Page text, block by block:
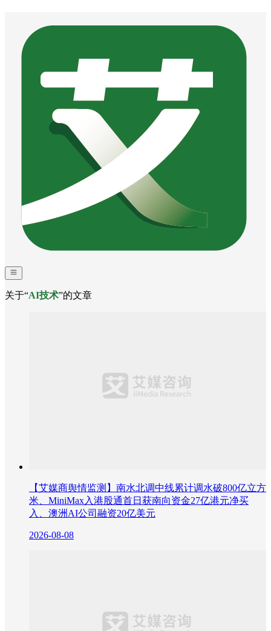
关于“AI技术”的文章
【艾媒商舆情监测】南水北调中线累计调水破800亿立方
米、MiniMax入港股通首日获南向资金27亿港元净买
入、澳洲AI公司融资20亿美元
2026-08-08